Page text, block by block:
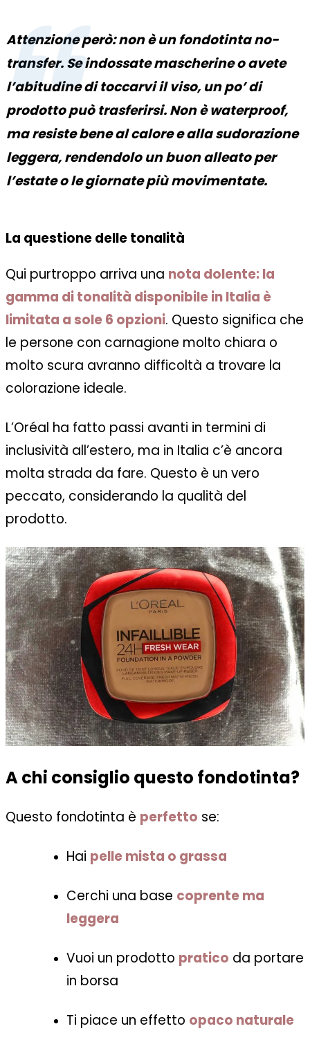
Attenzione però: non è un fondotinta no-
transfer. Se indossate mascherine o avete
l’abitudine di toccarvi il viso, un po’ di
prodotto può trasferirsi. Non è waterproof,
ma resiste bene al calore e alla sudorazione
leggera, rendendolo un buon alleato per
l’estate o le giornate più movimentate.
La questione delle tonalità
Qui purtroppo arriva una nota dolente: la
gamma di tonalità disponibile in Italia è
limitata a sole 6 opzioni. Questo significa che
le persone con carnagione molto chiara o
molto scura avranno difficoltà a trovare la
colorazione ideale.
L’Oréal ha fatto passi avanti in termini di
inclusività all’estero, ma in Italia c’è ancora
molta strada da fare. Questo è un vero
peccato, considerando la qualità del
prodotto.
A chi consiglio questo fondotinta?
Questo fondotinta è perfetto se:
Hai pelle mista o grassa
Cerchi una base coprente ma
leggera
Vuoi un prodotto pratico da portare
in borsa
Ti piace un effetto opaco naturale